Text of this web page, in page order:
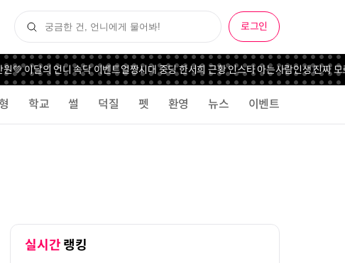
로그인
💚 이달의 언니 속닥 이벤트얼짱시대 중딩 한서희 근황 인스타 아는사람인생 진짜 모
학교 썰 덕질 펫 환영 뉴스 이벤트
실시간 랭킹